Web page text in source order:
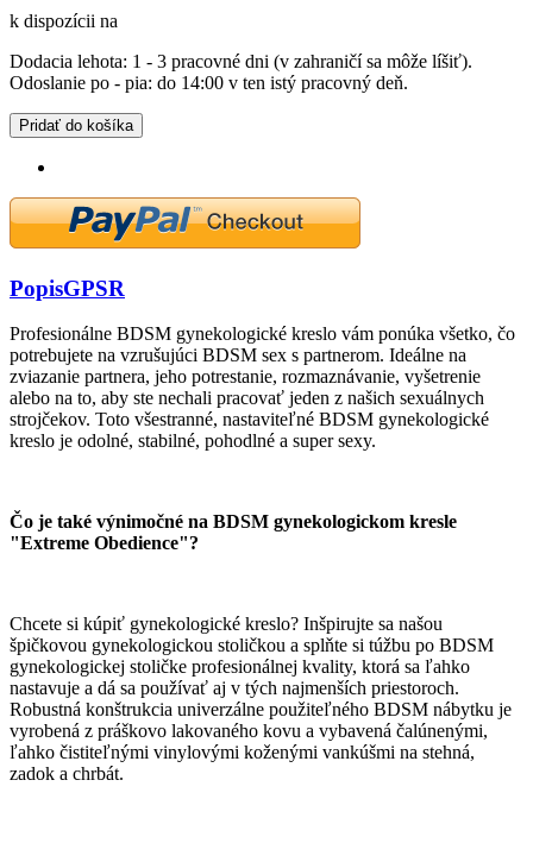
k dispozícii na
Dodacia lehota: 1 - 3 pracovné dni (v zahraničí sa môže líšiť).
Odoslanie po - pia: do 14:00 v ten istý pracovný deň.
Pridať do košíka
PopisGPSR
Profesionálne BDSM gynekologické kreslo vám ponúka všetko, čo
potrebujete na vzrušujúci BDSM sex s partnerom. Ideálne na
zviazanie partnera, jeho potrestanie, rozmaznávanie, vyšetrenie
alebo na to, aby ste nechali pracovať jeden z našich sexuálnych
strojčekov. Toto všestranné, nastaviteľné BDSM gynekologické
kreslo je odolné, stabilné, pohodlné a super sexy.
Čo je také výnimočné na BDSM gynekologickom kresle
"Extreme Obedience"?
Chcete si kúpiť gynekologické kreslo? Inšpirujte sa našou
špičkovou gynekologickou stoličkou a splňte si túžbu po BDSM
gynekologickej stoličke profesionálnej kvality, ktorá sa ľahko
nastavuje a dá sa používať aj v tých najmenších priestoroch.
Robustná konštrukcia univerzálne použiteľného BDSM nábytku je
vyrobená z práškovo lakovaného kovu a vybavená čalúnenými,
ľahko čistiteľnými vinylovými koženými vankúšmi na stehná,
zadok a chrbát.